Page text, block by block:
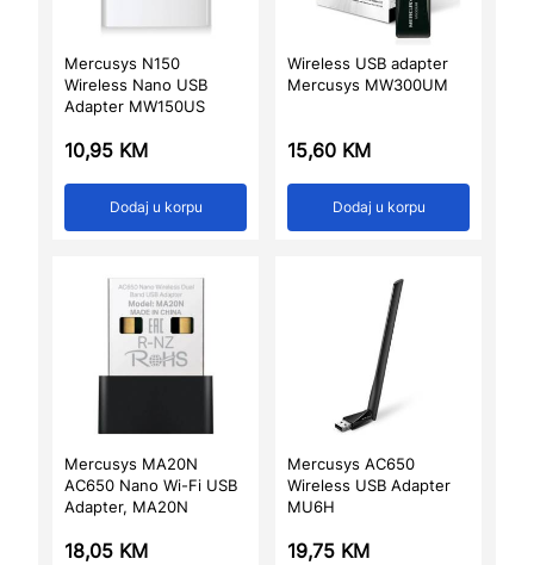
Mercusys N150
Wireless Nano USB
Adapter MW150US
10,95 KM
Dodaj u korpu
Wireless USB adapter
Mercusys MW300UM
15,60 KM
Dodaj u korpu
Mercusys MA20N
AC650 Nano Wi-Fi USB
Adapter, MA20N
18,05 KM
Mercusys AC650
Wireless USB Adapter
MU6H
19,75 KM